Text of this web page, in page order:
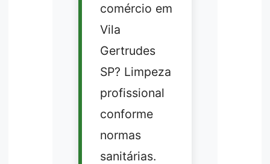
comércio em
Vila
Gertrudes
SP? Limpeza
profissional
conforme
normas
sanitárias.